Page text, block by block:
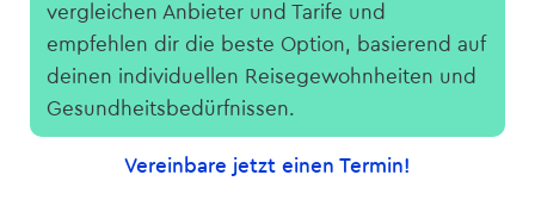
vergleichen Anbieter und Tarife und
empfehlen dir die beste Option, basierend auf
deinen individuellen Reisegewohnheiten und
Gesundheitsbedürfnissen.
Vereinbare jetzt einen Termin!